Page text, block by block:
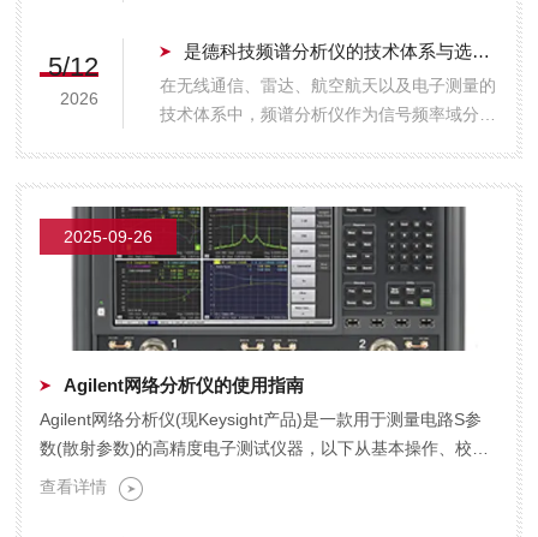
的重要性日益凸显，数字示波器的性能指标
——包括带宽、采样率、存储深度和垂直分辨
率——每隔几年便呈现阶梯式的提升。是德科
5/12
2026
是德科技频谱分析仪的技术体系与选型思路分析
在无线通信、雷达、航空航天以及电子测量的
技术体系中，频谱分析仪作为信号频率域分析
这一领域拥有较为完整的...
2025-09-26
Agilent网络分析仪的使用指南
Agilent网络分析仪(现Keysight产品)是一款用于测量电路S参
数(散射参数)的高精度电子测试仪器，以下从基本操作、校准
流程、测量设置、高级功能、数据导...
查看详情